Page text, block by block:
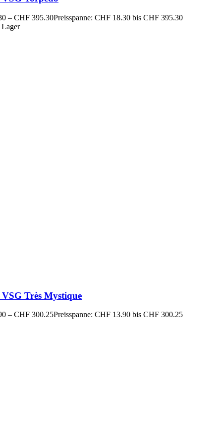
– CHF 395.30Preisspanne: CHF 18.30 bis CHF 395.30
Très Mystique
– CHF 300.25Preisspanne: CHF 13.90 bis CHF 300.25